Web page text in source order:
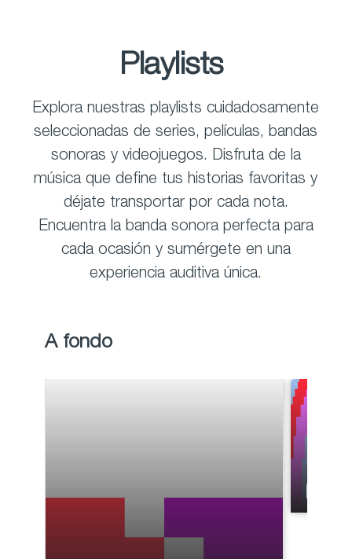
Playlists
Explora nuestras playlists cuidadosamente
seleccionadas de series, películas, bandas
sonoras y videojuegos. Disfruta de la
música que define tus historias favoritas y
déjate transportar por cada nota.
Encuentra la banda sonora perfecta para
cada ocasión y sumérgete en una
experiencia auditiva única.
A fondo